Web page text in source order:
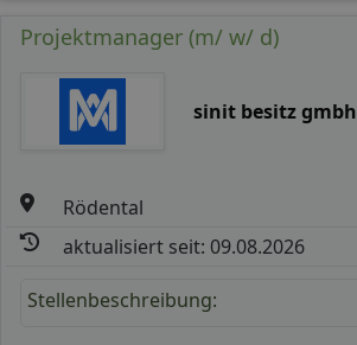
Projektmanager (m/ w/ d)
sinit besitz gmbh
Rödental
aktualisiert seit: 09.08.2026
Stellenbeschreibung: